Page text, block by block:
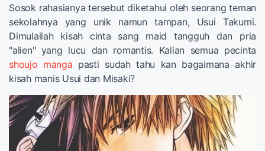
Sosok rahasianya tersebut diketahui oleh seorang teman
sekolahnya yang unik namun tampan, Usui Takumi.
Dimulailah kisah cinta sang maid tangguh dan pria
"alien" yang lucu dan romantis. Kalian semua pecinta
shoujo manga pasti sudah tahu kan bagaimana akhir
kisah manis Usui dan Misaki?